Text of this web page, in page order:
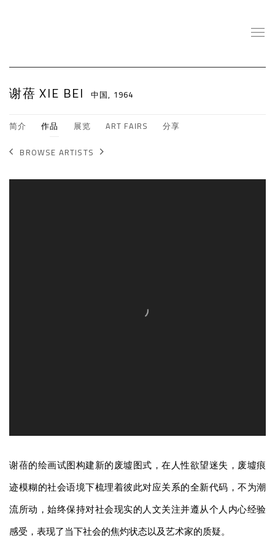
谢蓓 XIE BEI 中国, 1964
简介 作品 展览 ART FAIRS 分享
BROWSE ARTISTS
谢蓓的绘画试图构建新的废墟图式，在人性欲望迷失，废墟痕
迹模糊的社会语境下梳理着彼此对应关系的全新代码，不为潮
流所动，始终保持对社会现实的人文关注并遵从个人内心经验
感受，表现了当下社会的焦灼状态以及艺术家的质疑。